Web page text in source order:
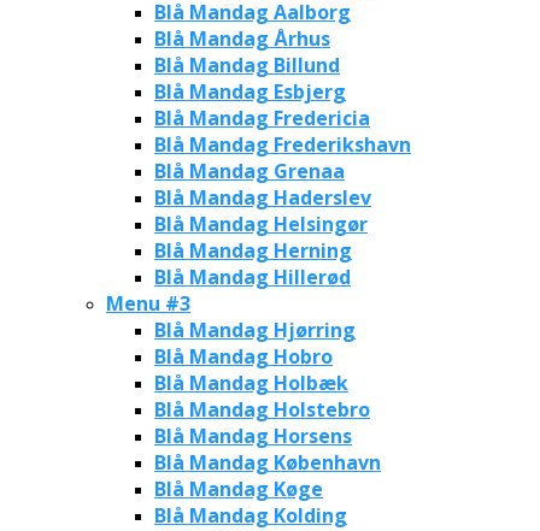
Blå Mandag Aalborg
Blå Mandag Århus
Blå Mandag Billund
Blå Mandag Esbjerg
Blå Mandag Fredericia
Blå Mandag Frederikshavn
Blå Mandag Grenaa
Blå Mandag Haderslev
Blå Mandag Helsingør
Blå Mandag Herning
Blå Mandag Hillerød
Menu #3
Blå Mandag Hjørring
Blå Mandag Hobro
Blå Mandag Holbæk
Blå Mandag Holstebro
Blå Mandag Horsens
Blå Mandag København
Blå Mandag Køge
Blå Mandag Kolding